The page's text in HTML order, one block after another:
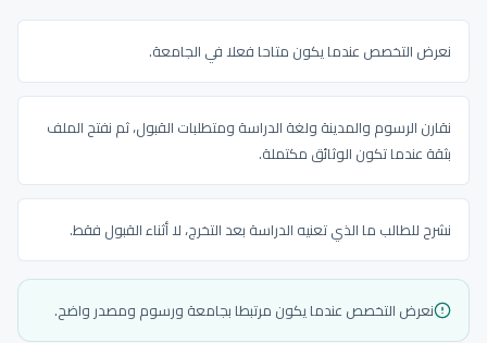
نعرض التخصص عندما يكون متاحا فعلا في الجامعة.
نقارن الرسوم والمدينة ولغة الدراسة ومتطلبات القبول، ثم نفتح الملف
بثقة عندما تكون الوثائق مكتملة.
نشرح للطالب ما الذي تعنيه الدراسة بعد التخرج، لا أثناء القبول فقط.
نعرض التخصص عندما يكون مرتبطا بجامعة ورسوم ومصدر واضح.